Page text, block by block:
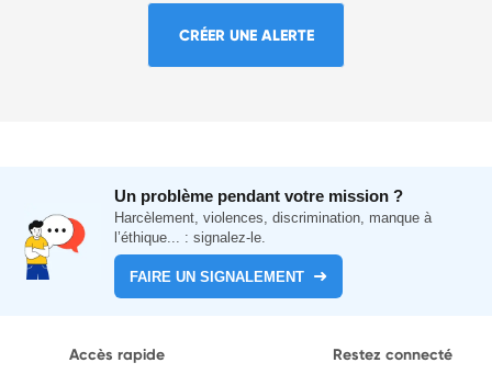
CRÉER UNE ALERTE
Un problème pendant votre mission ?
Harcèlement, violences, discrimination, manque à
l’éthique... : signalez-le.
FAIRE UN SIGNALEMENT
Accès rapide Restez connecté